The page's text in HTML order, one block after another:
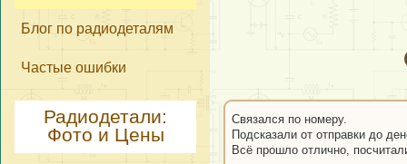
Связался по номеру.
Подсказали от отправки до
Всё прошло отлично,
Блог по радиодеталям
Частые ошибки
Радиодетали:
Фото и Цены